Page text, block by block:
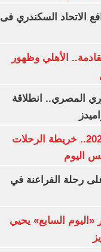
الاتحاد السكندري فى
الأهلي وظهور
المصري.. انطلاقة
مواعيد قطارات الصعيد 2026.. خريطة الرحلات
اليوم
رحلة الفراعنة في
«اليوم السابع» يحيي